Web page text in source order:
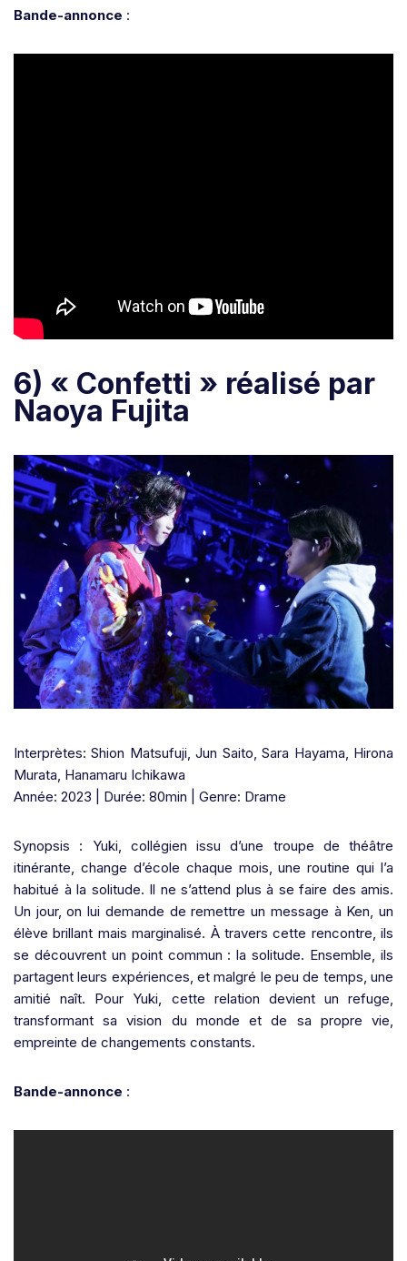
Bande-annonce :
6) « Confetti » réalisé par
Naoya Fujita
Interprètes: Shion Matsufuji, Jun Saito, Sara Hayama, Hirona
Murata, Hanamaru Ichikawa
Année: 2023 | Durée: 80min | Genre: Drame
Synopsis : Yuki, collégien issu d’une troupe de théâtre
itinérante, change d’école chaque mois, une routine qui l’a
habitué à la solitude. Il ne s’attend plus à se faire des amis.
Un jour, on lui demande de remettre un message à Ken, un
élève brillant mais marginalisé. À travers cette rencontre, ils
se découvrent un point commun : la solitude. Ensemble, ils
partagent leurs expériences, et malgré le peu de temps, une
amitié naît. Pour Yuki, cette relation devient un refuge,
transformant sa vision du monde et de sa propre vie,
empreinte de changements constants.
Bande-annonce :